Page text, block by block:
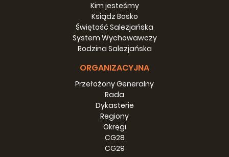
Kim jesteśmy
Ksiądz Bosko
Świętość Salezjańska
System Wychowawczy
Rodzina Salezjańska
ORGANIZACYJNA
Przełożony Generalny
Rada
Dykasterie
Regiony
Okręgi
CG28
CG29